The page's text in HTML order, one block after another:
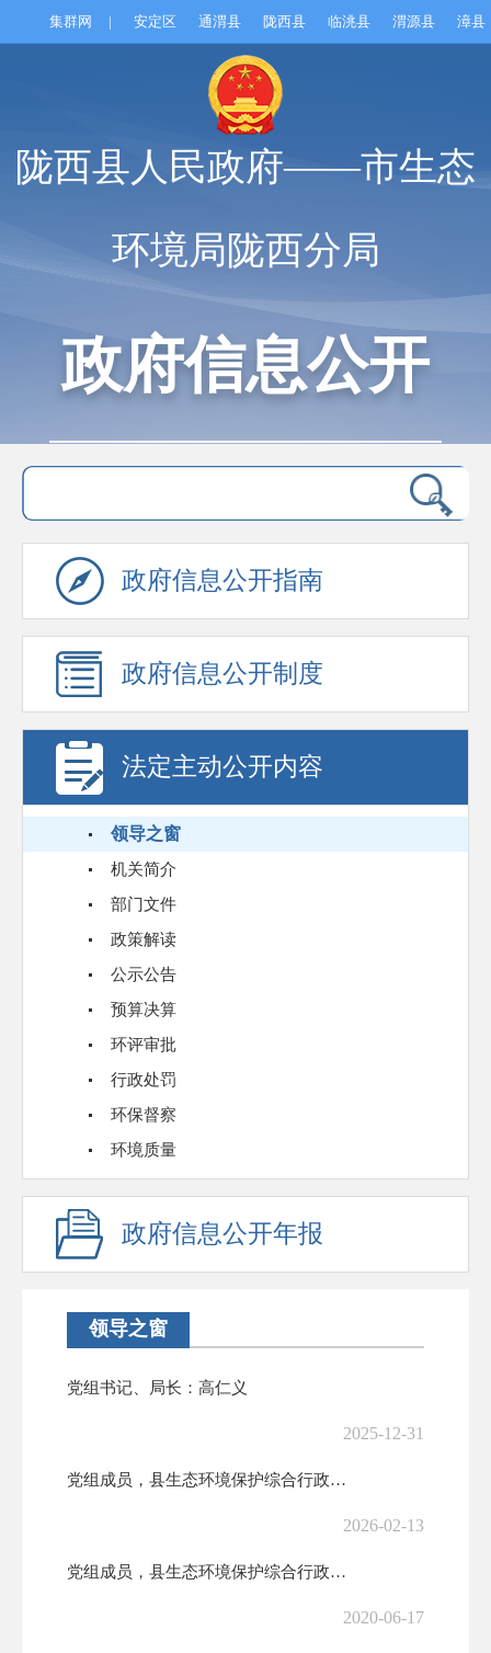
集群网 | 安定区 通渭县 陇西县 临洮县 渭源县 漳县
陇西县人民政府——市生态
环境局陇西分局
政府信息公开
政府信息公开指南
政府信息公开制度
法定主动公开内容
领导之窗
机关简介
部门文件
政策解读
公示公告
预算决算
环评审批
行政处罚
环保督察
环境质量
政府信息公开年报
领导之窗
党组书记、局长：高仁义
2025-12-31
党组成员，县生态环境保护综合行政执法队队长：吕建雄
2026-02-13
党组成员，​县生态环境保护综合行政执法队副队长：何彦军
2020-06-17